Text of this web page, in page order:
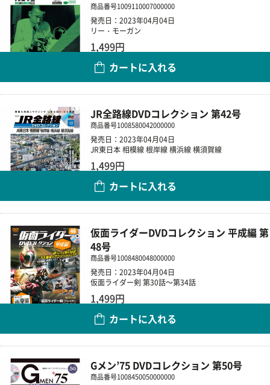
商品番号1009110007000000
発売日：2023年04月04日
リー・モーガン
1,499円
カートに入れる
JR全路線DVDコレクション 第42号
商品番号1008580042000000
発売日：2023年04月04日
JR東日本 相模線 根岸線 横浜線 横須賀線
1,499円
カートに入れる
仮面ライダーDVDコレクション 平成編 第
48号
商品番号1008480048000000
発売日：2023年04月04日
仮面ライダー剣 第30話～第34話
1,499円
カートに入れる
Gメン’75 DVDコレクション 第50号
商品番号1008450050000000